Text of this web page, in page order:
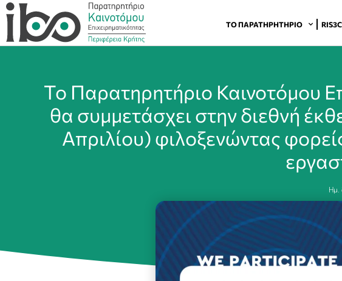
ΤΟ ΠΑΡΑΤΗΡΗΤΉΡΙΟ
Το Παρατηρητήριο Καινοτόμου
θα συμμετάσχει στην διεθνή
Απριλίου) φιλοξενώντας
Ημ.